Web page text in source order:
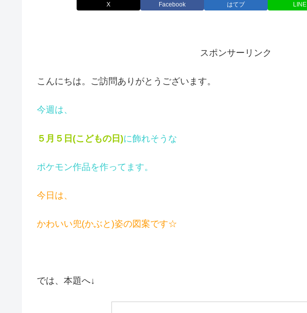
X Facebook はてブ LINE
スポンサーリンク
こんにちは。ご訪問ありがとうございます。
今週は、
５月５日(こどもの日)に飾れそうな
ポケモン作品を作ってます。
今日は、
かわいい兜(かぶと)姿の図案です☆
では、本題へ↓